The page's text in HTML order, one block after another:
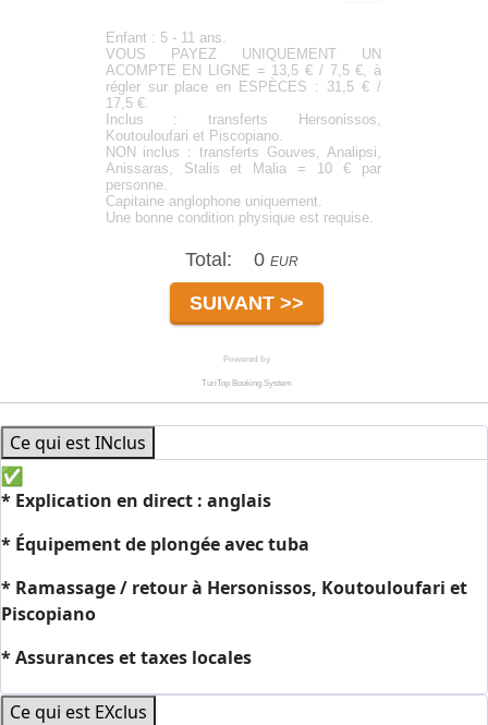
Ce qui est INclus
* Explication en direct : anglais
* Équipement de plongée avec tuba
* Ramassage / retour à Hersonissos, Koutouloufari et
Piscopiano
* Assurances et taxes locales
Ce qui est EXclus